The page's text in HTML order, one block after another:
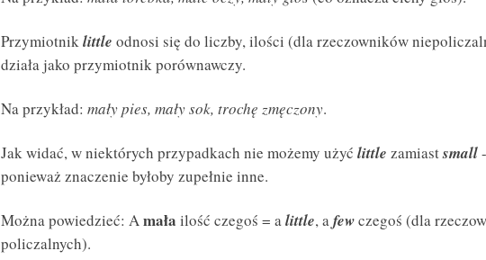
Przymiotniklittle odnosi się do liczby, ilości (dla rzeczowników
działa jako przymiotnik porównawczy.
Na przykład: mały pies, mały sok, trochę zmęczony.
Jak widać, w niektórych przypadkach nie możemy użyć little zamiastsmall
ponieważ znaczenie byłoby zupełnie inne.
Można powiedzieć: Amała ilość czegoś = alittle, afewczegoś (dla
policzalnych).